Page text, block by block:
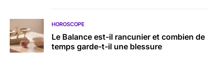
HOROSCOPE
Le Balance est-il rancunier et combien de
temps garde-t-il une blessure